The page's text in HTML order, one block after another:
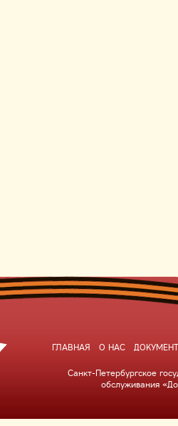
ГЛАВНАЯ О НАС
Санкт-Петербургское
обслуживания